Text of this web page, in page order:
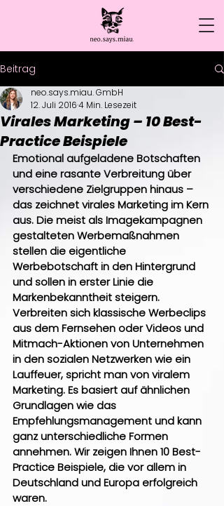
Beitrag
Virales Marketing – 10 Best-
Practice Beispiele
neo.says.miau. GmbH
12. Juli 20164 Min. Lesezeit
Emotional aufgeladene Botschaften
und eine rasante Verbreitung über
verschiedene Zielgruppen hinaus –
das zeichnet virales Marketing im Kern
aus. Die meist als Imagekampagnen
gestalteten Werbemaßnahmen
stellen die eigentliche
Werbebotschaft in den Hintergrund
und sollen in erster Linie die
Markenbekanntheit steigern.
Verbreiten sich klassische Werbeclips
aus dem Fernsehen oder Videos und
Mitmach-Aktionen von Unternehmen
in den sozialen Netzwerken wie ein
Lauffeuer, spricht man von viralem
Marketing. Es basiert auf ähnlichen
Grundlagen wie das
Empfehlungsmanagement und kann
ganz unterschiedliche Formen
annehmen. Wir zeigen Ihnen 10 Best-
Practice Beispiele, die vor allem in
Deutschland und Europa erfolgreich
waren.